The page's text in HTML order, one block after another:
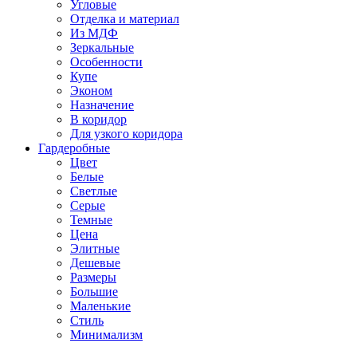
Угловые
Отделка и материал
Из МДФ
Зеркальные
Особенности
Купе
Эконом
Назначение
В коридор
Для узкого коридора
Гардеробные
Цвет
Белые
Светлые
Серые
Темные
Цена
Элитные
Дешевые
Размеры
Большие
Маленькие
Стиль
Минимализм